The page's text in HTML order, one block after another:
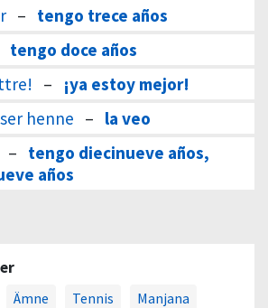
– tengo trece años
tengo doce años
–
¡ya estoy mejor!
henne – la veo
– tengo diecinueve años,
años
Ämne Tennis
Manjana